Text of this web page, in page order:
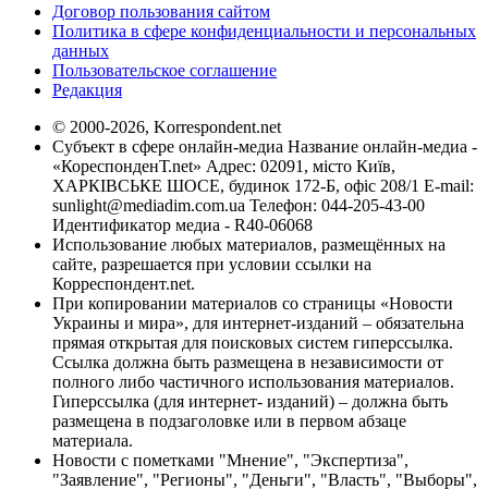
Договор пользования сайтом
Политика в сфере конфиденциальности и персональных
данных
Пользовательское соглашение
Редакция
© 2000-2026, Korrespondent.net
Субъект в сфере онлайн-медиа Название онлайн-медиа -
«КореспонденТ.net» Адрес: 02091, місто Київ,
ХАРКІВСЬКЕ ШОСЕ, будинок 172-Б, офіс 208/1 E-mail:
sunlight@mediadim.com.ua Телефон: 044-205-43-00
Идентификатор медиа - R40-06068
Использование любых материалов, размещённых на
сайте, разрешается при условии ссылки на
Корреспондент.net.
При копировании материалов со страницы «Новости
Украины и мира», для интернет-изданий – обязательна
прямая открытая для поисковых систем гиперссылка.
Ссылка должна быть размещена в независимости от
полного либо частичного использования материалов.
Гиперссылка (для интернет- изданий) – должна быть
размещена в подзаголовке или в первом абзаце
материала.
Новости с пометками "Мнение", "Экспертиза",
"Заявление", "Регионы", "Деньги", "Власть", "Выборы",